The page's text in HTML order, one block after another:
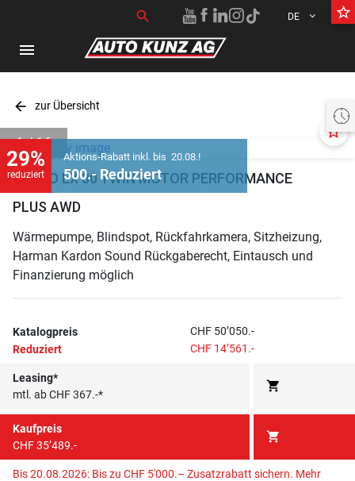
menu
Suchen nach:
search DE star_border
arrow_back zur Übersicht
1 / 16
star_border
VOLVO EX 30 TWIN MOTOR PERFORMANCE
PLUS AWD
Wärmepumpe, Blindspot, Rückfahrkamera, Sitzheizung,
Harman Kardon Sound Rückgaberecht, Eintausch und
Finanzierung möglich
Katalogpreis
CHF 50’050.-
Reduziert
CHF 14’561.-
Leasing*
mtl. ab CHF 367.-*
shopping_cart
Kaufpreis
CHF 35’489.-
shopping_cart
Bis 20.08.2026: Bis zu CHF 5'000.– Zusatzrabatt sichern. Mehr
29%
reduziert
Aktions-Rabatt inkl. bis 20.08.!
500.- Reduziert